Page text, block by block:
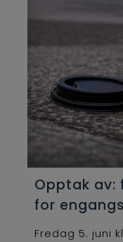
Opptak av:
for
Fredag 5. juni